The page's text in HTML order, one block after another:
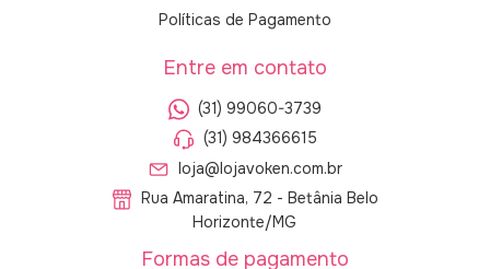
Políticas de Pagamento
Entre em contato
(31) 99060-3739
(31) 984366615
loja@lojavoken.com.br
Rua Amaratina, 72 - Betânia Belo
Horizonte/MG
Formas de pagamento